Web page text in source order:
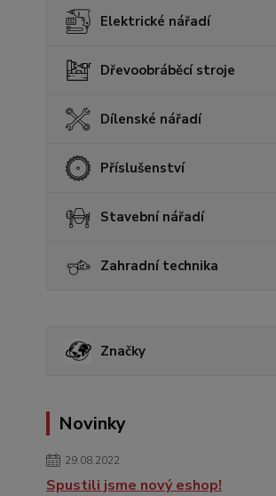
Elektrické nářadí
Dřevoobráběcí stroje
Dílenské nářadí
Příslušenství
Stavební nářadí
Zahradní technika
Značky
Novinky
29.08.2022
Spustili jsme nový eshop!